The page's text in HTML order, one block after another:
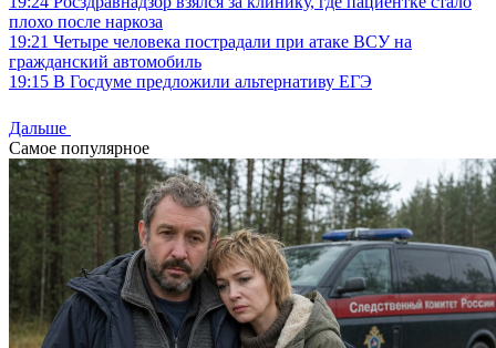
плохо после наркоза
19:21 Четыре человека пострадали при атаке ВСУ на
гражданский автомобиль
19:15 В Госдуме предложили альтернативу ЕГЭ
Дальше
Самое популярное